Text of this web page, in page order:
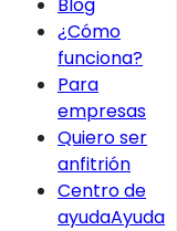
¿Cómo
funciona?
Para
empresas
Quiero ser
anfitrión
Centro de
ayudaAyuda